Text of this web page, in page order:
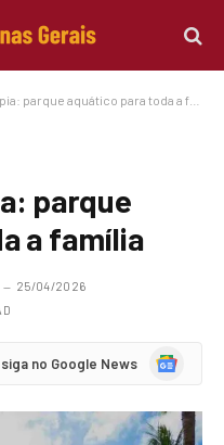
parque aquático para toda a família
parque
a família
25/04/2026
no Google News
Google